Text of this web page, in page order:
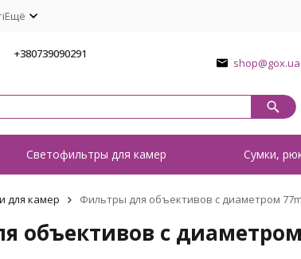
Ещё
+380739090291
shop@gox.ua
Светофильтры для камер Сумки,
для камер Фильтры для объективов с диаметром
объективов с